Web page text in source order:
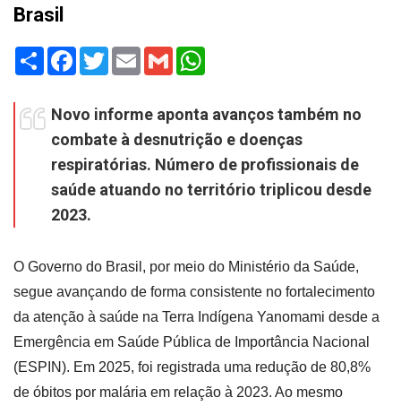
Brasil
Share Facebook
TwitterEmail Gmail
Novo informe aponta avanços também no
combate à desnutrição e doenças
respiratórias. Número de profissionais de
saúde atuando no território triplicou desde
2023.
O Governo do Brasil, por meio do Ministério da Saúde,
segue avançando de forma consistente no fortalecimento
da atenção à saúde na Terra Indígena Yanomami desde a
Emergência em Saúde Pública de Importância Nacional
(ESPIN). Em 2025, foi registrada uma redução de 80,8%
de óbitos por malária em relação à 2023. Ao mesmo